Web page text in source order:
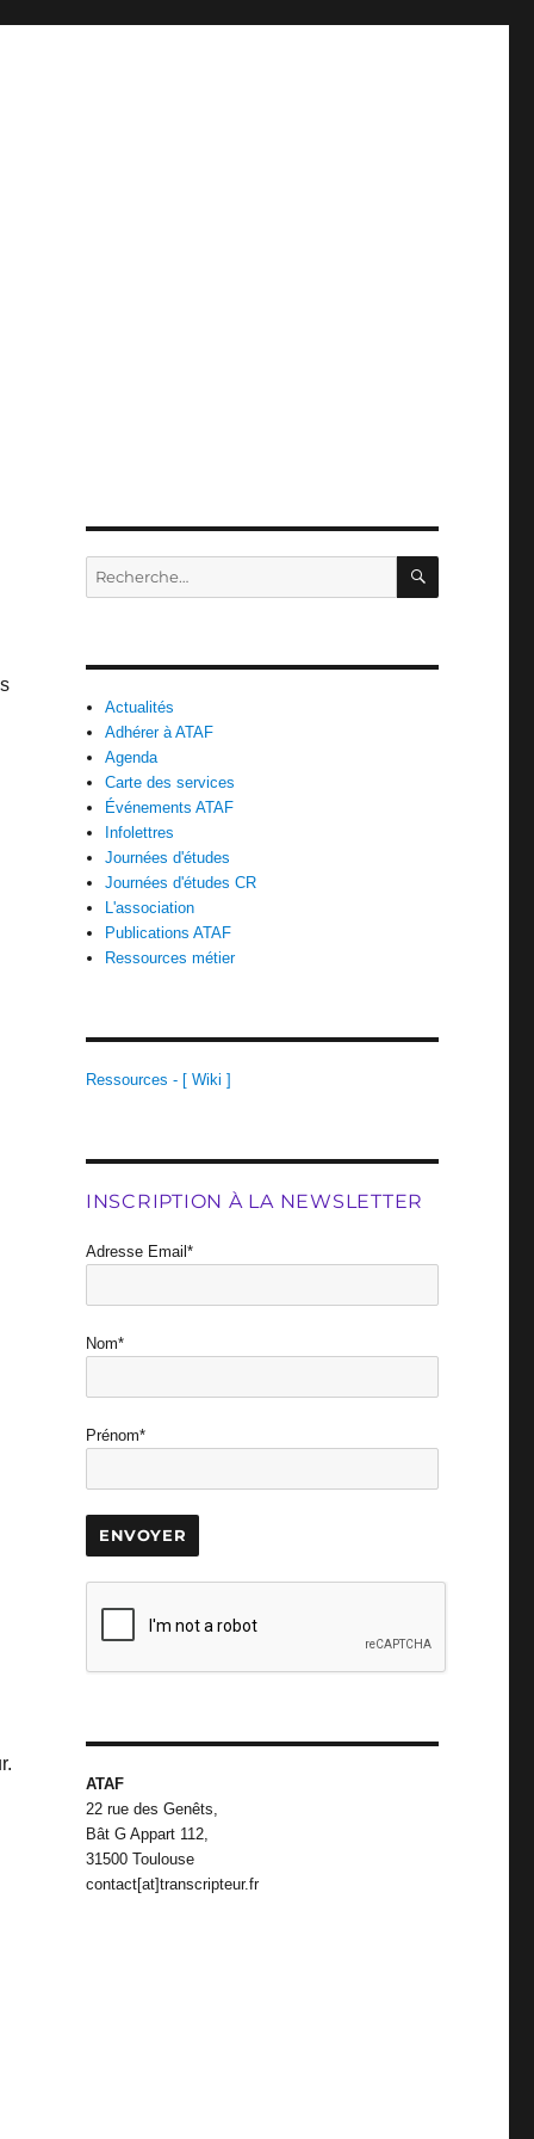
Recherche
pour :
Actualités
Adhérer à ATAF
Agenda
Carte des services
Événements ATAF
Infolettres
Journées d'études
Journées d'études CR
L'association
Publications ATAF
Ressources métier
Ressources - [ Wiki ]
INSCRIPTION À LA NEWSLETTER
Adresse Email*
Nom*
Prénom*
ATAF
22 rue des Genêts,
Bât G Appart 112,
31500 Toulouse
contact[at]transcripteur.fr